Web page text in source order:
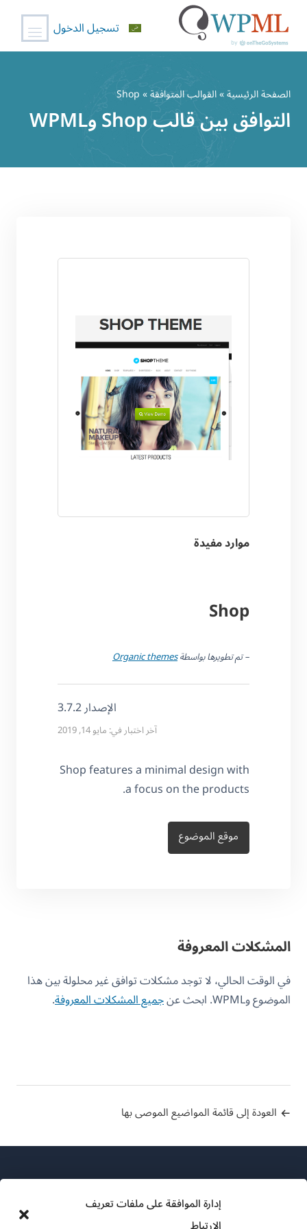
إدارة الموافقة على ملفات تعريف
المحتوى
تسجيل الدخول
الصفحة الرئيسية»القوالب المتوافقة» Shop
التوافق بين قالب Shop وWPML
موارد مفيدة
Shop
– تم تطويرها بواسطةOrganic themes
الإصدار 3.7.2
آخر اختبار في: مايو 14, 2019
Shop features a minimal design with
a focus on the products.
موقع الموضوع
المشكلات المعروفة
في الوقت الحالي، لا توجد مشكلات توافق غير محلولة بين هذا
الموضوع وWPML. ابحث عن
جميع المشكلات المعروفة.
العودة إلى قائمة المواضيع الموصى بها